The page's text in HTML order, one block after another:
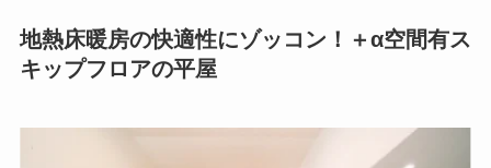
地熱床暖房の快適性にゾッコン！＋α空間有ス
キップフロアの平屋